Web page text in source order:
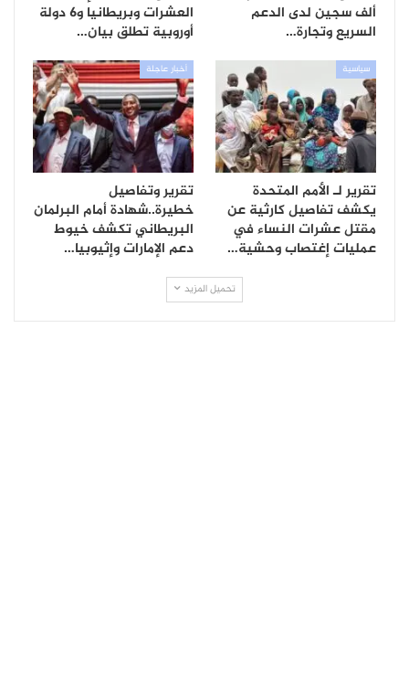
ألف سجين لدى الدعم
السريع وتجارة…
العشرات وبريطانيا و6 دولة
أوروبية تطلق بيان…
سياسية
تقرير لـ الأمم المتحدة
يكشف تفاصيل كارثية عن
مقتل عشرات النساء في
عمليات إغتصاب وحشية…
أخبار عاجلة
تقرير وتفاصيل
خطيرة..شهادة أمام البرلمان
البريطاني تكشف خيوط
دعم الإمارات وإثيوبيا…
تحميل المزيد